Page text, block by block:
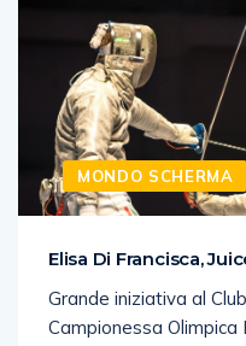
MONDO SCHERMA
Elisa Di Francisca,
Grande iniziativa al
Campionessa Olimpica